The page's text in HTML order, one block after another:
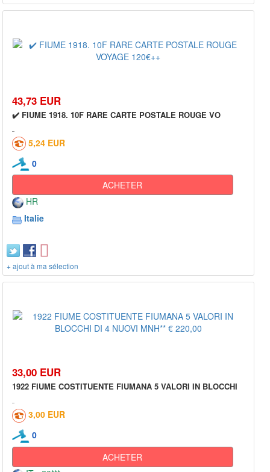
43,73 EUR
✔️ FIUME 1918. 10F RARE CARTE POSTALE ROUGE VO
5,24 EUR
0
ACHETER
HR
Italie
+ ajout à ma sélection
33,00 EUR
1922 FIUME COSTITUENTE FIUMANA 5 VALORI IN BLOCCHI
3,00 EUR
0
ACHETER